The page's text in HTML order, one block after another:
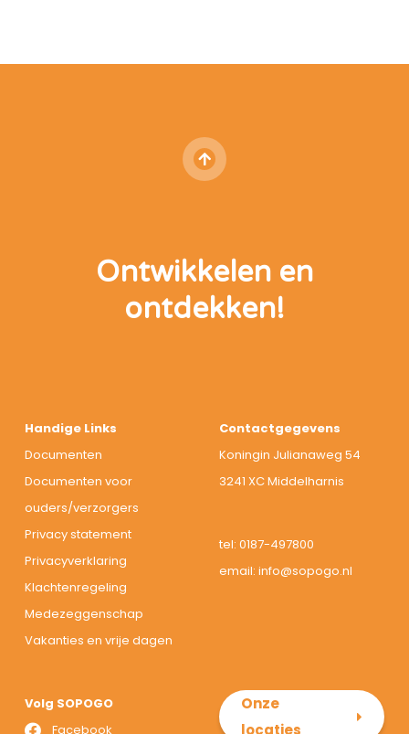
Ontwikkelen en
ontdekken!
Handige Links
Documenten
Documenten voor
ouders/verzorgers
Privacy statement
Privacyverklaring
Klachtenregeling
Medezeggenschap
Vakanties en vrije dagen
Contactgegevens
Koningin Julianaweg 54
3241 XC Middelharnis
tel: 0187-497800
email: info@sopogo.nl
Volg SOPOGO
Facebook
Onze
locaties